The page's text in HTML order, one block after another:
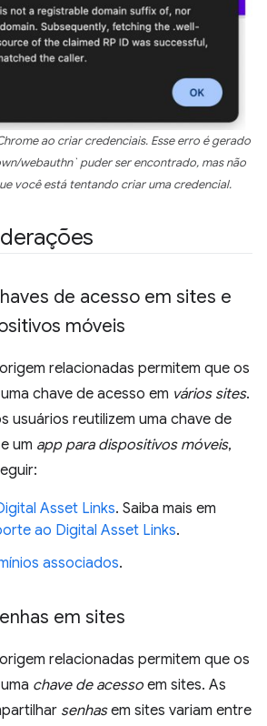
ao criar credenciais. Esse erro é gerado
webauthn` puder ser encontrado, mas não
você está tentando criar uma credencial.
de acesso em sites e
móveis
relacionadas permitem que os
chave de acesso em vários sites.
usuários reutilizem uma chave de
um app para dispositivos móveis,
Asset Links. Saiba mais em
ao Digital Asset Links.
associados.
em sites
relacionadas permitem que os
chave de acesso em sites. As
senhasem sites variam entre